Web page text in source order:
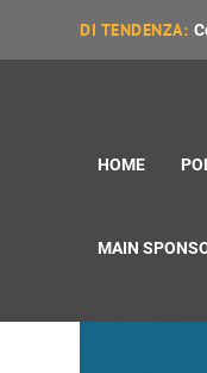
DI TENDENZA:
HOME
MAIN